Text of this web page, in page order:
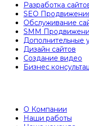
Разработка
SEO
Обслуживание
SMM
Дополнительные
Дизайн сайтов
Создание видео
Бизнес
О Компании
Наши работы